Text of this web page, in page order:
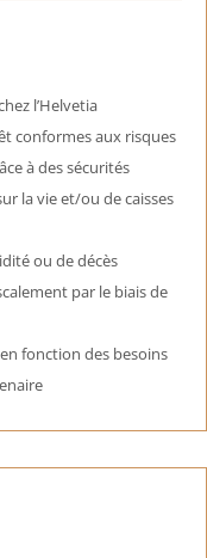
l’Helvetia
conformes aux risques
à des sécurités
la vie et/ou de caisses
ou de décès
par le biais de
fonction des besoins